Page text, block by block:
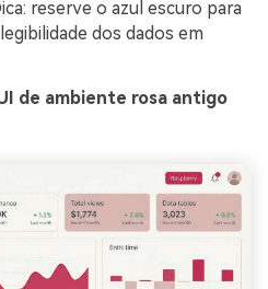
reserve o azul escuro para
dos dados em
de ambiente rosa antigo